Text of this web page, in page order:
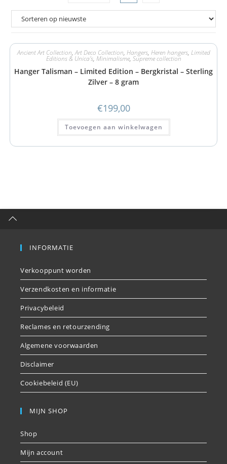
Ancient Art Collection,Art Deco Collection, Hangers, Heren hangers, Limited
Editions & Unica's, Minimalisme, Supreme collection
Hanger Talisman – Limited Edition – Bergkristal – Sterling
Zilver – 8 gram
€199,00
Toevoegen aan winkelwagen
INFORMATIE
Verkooppunt worden
Verzendkosten en informatie
Privacybeleid
Reclames en retourzending
Algemene voorwaarden
Disclaimer
Cookiebeleid (EU)
MIJN SHOP
Shop
Mijn account